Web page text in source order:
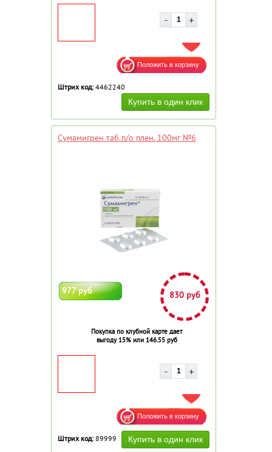
ДОБАВИТЬ В ИЗБРАННОЕ
Штрих код: 4462240
Сумамигрен таб.п/о плен. 100мг №6
977 руб 830 руб
Покупка по клубной карте дает
выгоду 15% или 146.55 руб
ДОБАВИТЬ В ИЗБРАННОЕ
Штрих код: 89999